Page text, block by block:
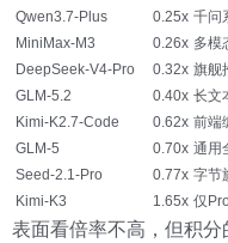
Qwen3.7-Plus
0.25x 千问
MiniMax-M3
0.26x 多模
DeepSeek-V4-Pro
0.32x 旗舰
GLM-5.2
0.40x 长文
Kimi-K2.7-Code
0.62x 前端
GLM-5
0.70x 通用
Seed-2.1-Pro
0.77x 字节
Kimi-K3
1.65x 仅
表面看倍率不高，但积